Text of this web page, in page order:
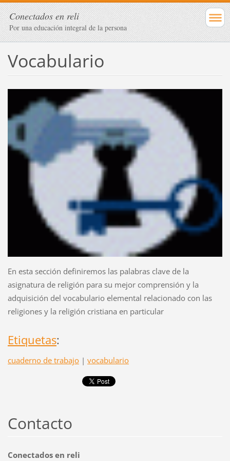
Conectados en reli
Por una educación integral de la persona
Vocabulario
En esta sección definiremos las palabras clave de la
asignatura de religión para su mejor comprensión y la
adquisición del vocabulario elemental relacionado con las
religiones y la religión cristiana en particular
Etiquetas:
cuaderno de trabajo | vocabulario
Contacto
Conectados en reli